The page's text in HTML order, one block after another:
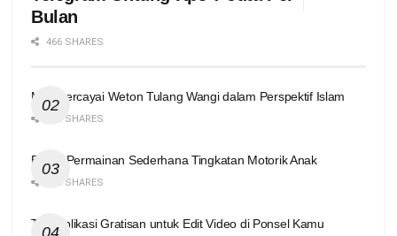
Bulan
466 SHARES
Mempercayai Weton Tulang Wangi dalam Perspektif Islam
424 SHARES
Enam Permainan Sederhana Tingkatan Motorik Anak
420 SHARES
Tiga Aplikasi Gratisan untuk Edit Video di Ponsel Kamu